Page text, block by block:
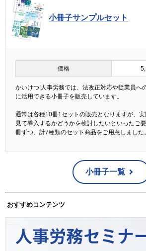
小冊子サンプルセット
価格
かいけつ!人事労務では、法改正対応や従業員へ
に活用できる小冊子を販売しています。
通常は各種10冊1セットの販売となりますが、
見て導入するかどうかを検討したいといったご
冊ずつ、計7種類のセット商品をご用意しました。
小冊子一覧
おすすめコンテンツ